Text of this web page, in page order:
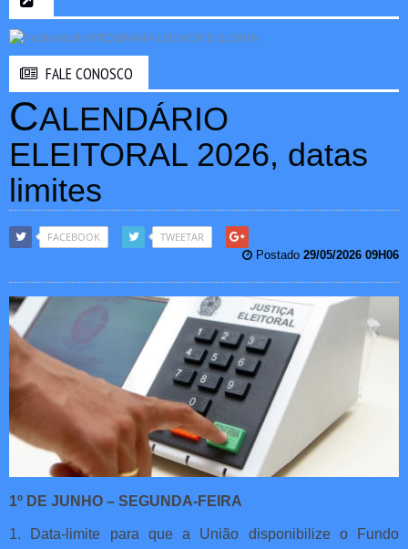
FALE CONOSCO
CALENDÁRIO
ELEITORAL 2026, datas
limites
FACEBOOK
TWEETAR
Postado 29/05/2026 09H06
1º DE JUNHO – SEGUNDA-FEIRA
1. Data-limite para que a União disponibilize o Fundo